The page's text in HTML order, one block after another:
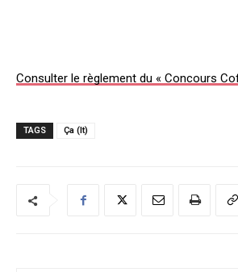
Consulter le règlement du « Concours
TAGS Ça (It)